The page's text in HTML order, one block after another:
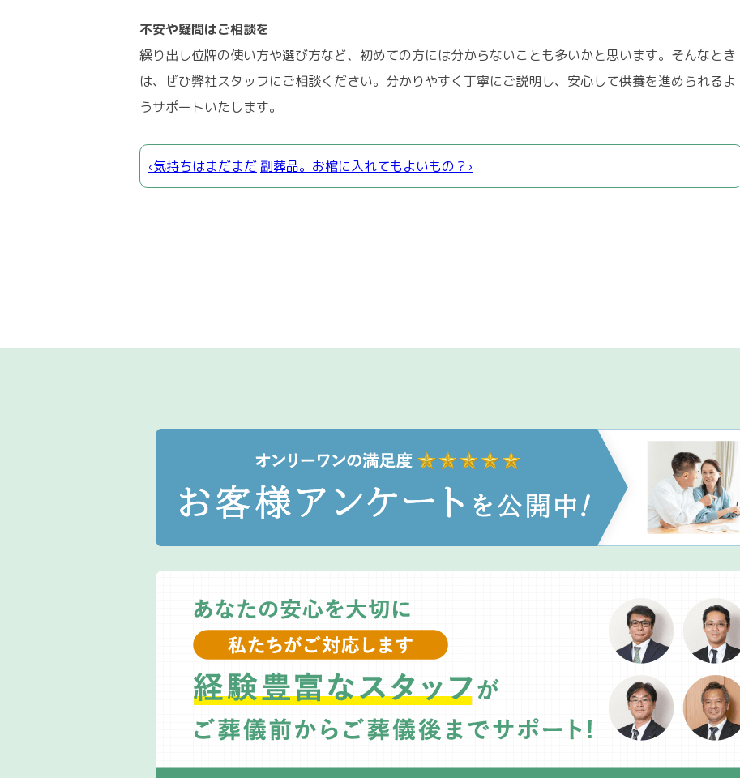
不安や疑問はご相談を
繰り出し位牌の使い方や選び方など、初めての方には分からないことも多いかと思います。そんなとき
は、ぜひ弊社スタッフにご相談ください。分かりやすく丁寧にご説明し、安心して供養を進められるよ
うサポートいたします。
‹気持ちはまだまだ 副葬品。お棺に入れてもよいもの？›